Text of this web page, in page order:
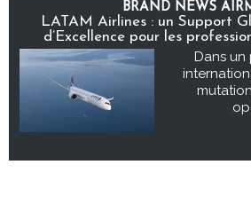
BRAND NEWS
LATAM Airlines : un Support
d’Excellence pour les
Dans un